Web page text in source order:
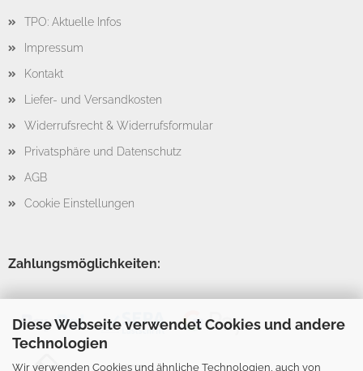
Diese Webseite verwendet Cookies und andere
Technologien
Wir verwenden Cookies und ähnliche Technologien, auch von
TPO: Aktuelle Infos
Impressum
Kontakt
Liefer- und Versandkosten
Widerrufsrecht & Widerrufsformular
Privatsphäre und Datenschutz
AGB
Cookie Einstellungen
Zahlungsmöglichkeiten: